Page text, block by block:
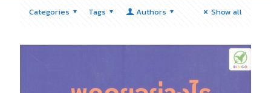
Categories Tags Authors Show all